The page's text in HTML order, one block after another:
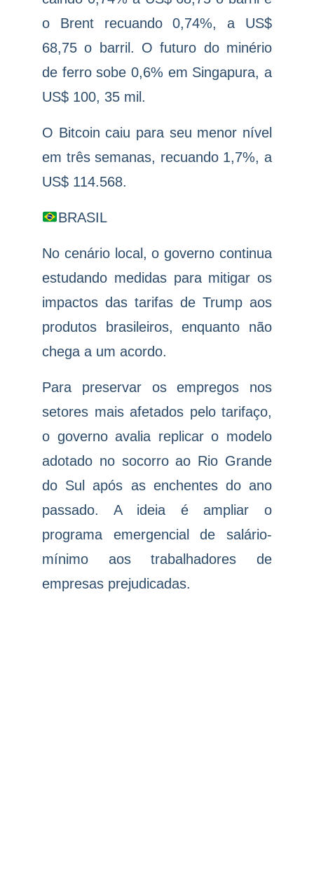
o Brent recuando 0,74%, a US$
68,75 o barril. O futuro do minério
de ferro sobe 0,6% em Singapura, a
US$ 100, 35 mil.
O Bitcoin caiu para seu menor nível
em três semanas, recuando 1,7%, a
US$ 114.568.
BRASIL
No cenário local, o governo continua
estudando medidas para mitigar os
impactos das tarifas de Trump aos
produtos brasileiros, enquanto não
chega a um acordo.
Para preservar os empregos nos
setores mais afetados pelo tarifaço,
o governo avalia replicar o modelo
adotado no socorro ao Rio Grande
do Sul após as enchentes do ano
passado. A ideia é ampliar o
programa emergencial de salário-
mínimo aos trabalhadores de
empresas prejudicadas.